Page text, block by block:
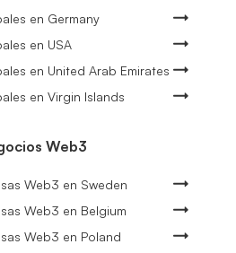
en Germany
en USA
en United Arab Emirates
en Virgin Islands
Web3
Web3 en Sweden
Web3 en Belgium
Web3 en Poland